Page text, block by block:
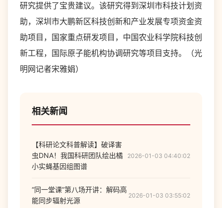
研究提供了宝贵建议。该研究得到深圳市科技计划资
助，深圳市大鹏新区科技创新和产业发展专项资金资
助项目，国家重点研发项目，中国农业科学院科技创
新工程，国际原子能机构协调研究等项目支持。（光
明网记者宋雅娟）
相关新闻
【科研论文科普解读】破译害
虫DNA！我国科研团队绘出橘
小实蝇基因组图谱
2026-01-03 04:40:02
“同一堂课”第八场开讲：解码高
能同步辐射光源
2026-01-03 03:55:02